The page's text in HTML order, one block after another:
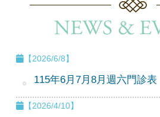
【2026/6/8】
115年6月7月8月週六門診表
【2026/4/10】